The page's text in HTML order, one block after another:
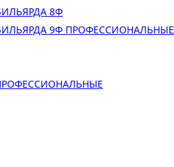
8Ф
9Ф ПРОФЕССИОНАЛЬНЫЕ